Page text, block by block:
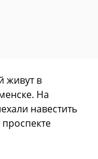
живут в
На
навестить